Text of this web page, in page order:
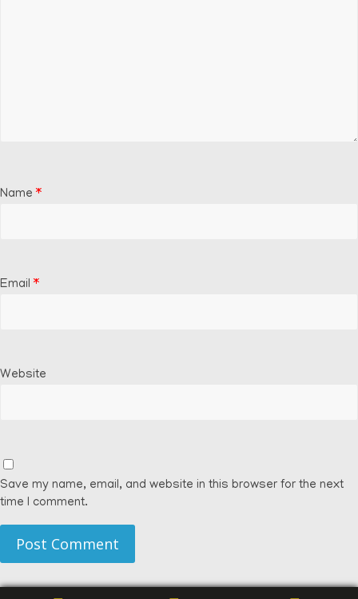
Name *
Email *
Website
Save my name, email, and website in this browser for the next
time I comment.